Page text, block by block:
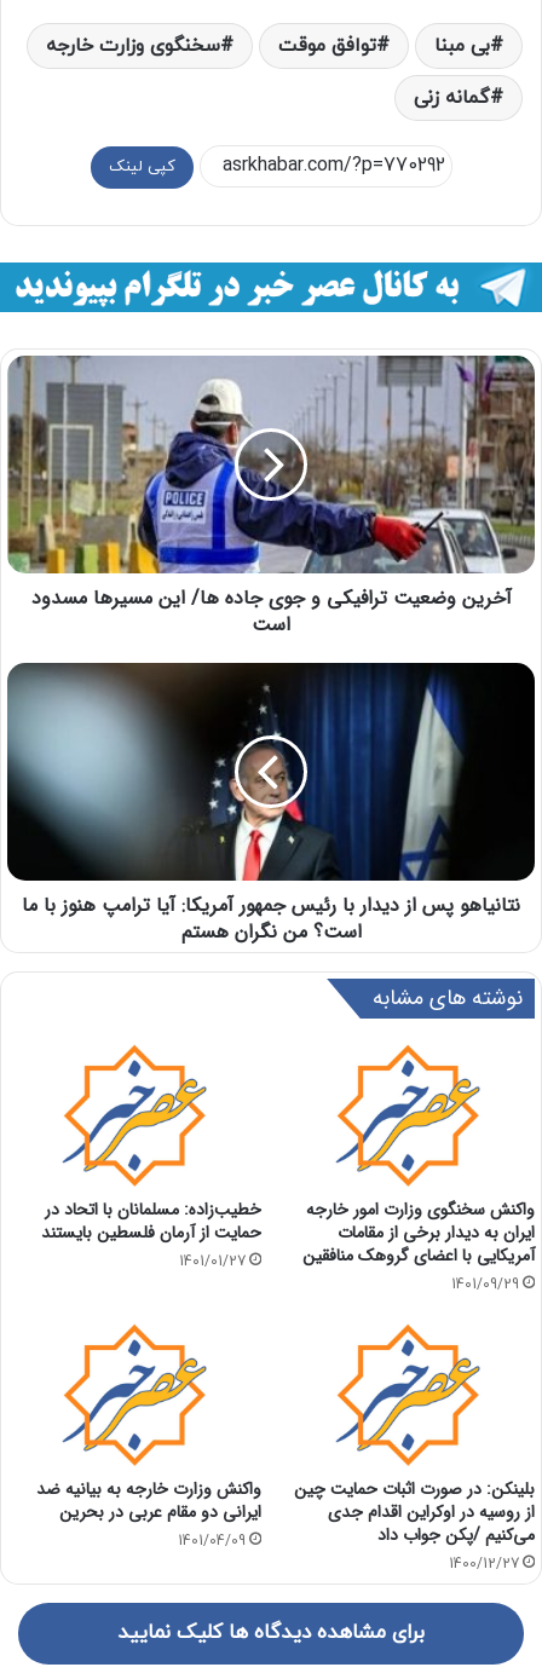
بی مبنا توافق موقت
سخنگوی وزارت خارجه
گمانه زنی
کپی لینک
آخرین وضعیت ترافیکی و جوی جاده ها/ این مسیرها مسدود
است
نتانیاهو پس از دیدار با رئیس جمهور آمریکا: آیا ترامپ هنوز با ما
است؟ من نگران هستم
نوشته های مشابه
واکنش سخنگوی وزارت امور خارجه
ایران به دیدار برخی از مقامات
آمریکایی با اعضای گروهک منافقین
1401/09/29
خطیب‌زاده: مسلمانان با اتحاد در
حمایت از آرمان فلسطین بایستند
1401/01/27
بلینکن: در صورت اثبات حمایت چین
از روسیه در اوکراین اقدام جدی
می‌کنیم /پکن جواب داد
1400/12/27
واکنش وزارت خارجه به بیانیه ضد
ایرانی دو مقام عربی در بحرین
1401/04/09
برای مشاهده دیدگاه ها کلیک نمایید